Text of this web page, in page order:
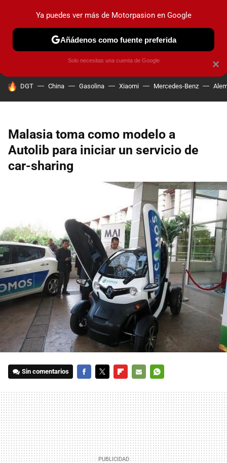
PRUEBAS COCHES ELÉCTRICOS OBSERVATORIO
HOY SE HABLA DE
DGT China Gasolina Xiaomi Mercedes-Benz
Malasia toma como modelo a
Autolib para iniciar un servicio de
car-sharing
Sin comentarios
MAIL
×
Ya puedes ver más de Motorpasion en Google
Añádenos como fuente preferida
Solo necesitas una cuenta de Google